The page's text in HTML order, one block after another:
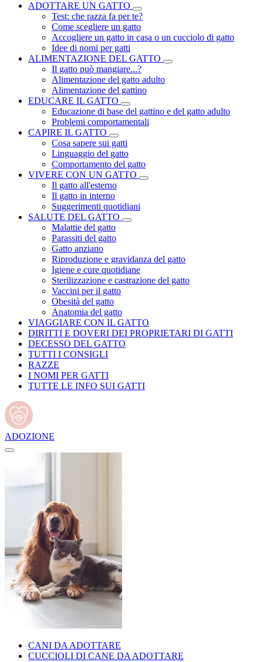
ADOTTARE UN GATTO
Test: che razza fa per te?
Come scegliere un gatto
Accogliere un gatto in casa o un cucciolo di gatto
Idee di nomi per gatti
ALIMENTAZIONE DEL GATTO
Il gatto può mangiare...?
Alimentazione del gatto adulto
Alimentazione del gattino
EDUCARE IL GATTO
Educazione di base del gattino e del gatto adulto
Problemi comportamentali
CAPIRE IL GATTO
Cosa sapere sui gatti
Linguaggio del gatto
Comportamento del gatto
VIVERE CON UN GATTO
Il gatto all'esterno
Il gatto in interno
Suggerimenti quotidiani
SALUTE DEL GATTO
Malattie del gatto
Parassiti del gatto
Gatto anziano
Riproduzione e gravidanza del gatto
Igiene e cure quotidiane
Sterilizzazione e castrazione del gatto
Vaccini per il gatto
Obesità del gatto
Anatomia del gatto
VIAGGIARE CON IL GATTO
DIRITTI E DOVERI DEI PROPRIETARI DI GATTI
DECESSO DEL GATTO
TUTTI I CONSIGLI
RAZZE
I NOMI PER GATTI
TUTTE LE INFO SUI GATTI
ADOZIONE
CANI DA ADOTTARE
CUCCIOLI DI CANE DA ADOTTARE